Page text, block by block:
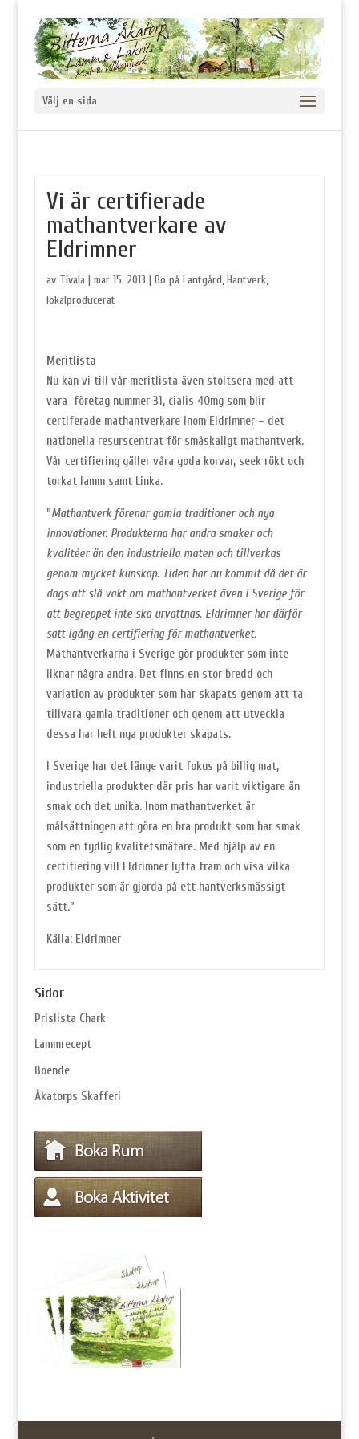
Välj en sida
Vi är certifierade
mathantverkare av
Eldrimner
av Tivala |mar 15, 2013 |Bo på Lantgård,Hantverk,
lokalproducerat
Meritlista
Nu kan vi till vår meritlista även stoltsera med att
vara företag nummer 31, cialis 40mg som blir
certiferade mathantverkare inom Eldrimner – det
nationella resurscentrat för småskaligt mathantverk.
Vår certifiering gäller våra goda korvar, seek rökt och
torkat lamm samt Linka.
”Mathantverk förenar gamla traditioner och nya
innovationer. Produkterna har andra smaker och
kvalitéer än den industriella maten och tillverkas
genom mycket kunskap. Tiden har nu kommit då det är
dags att slå vakt om mathantverket även i Sverige för
att begreppet inte ska urvattnas. Eldrimner har därför
satt igång en certifiering för mathantverket.
Mathantverkarna i Sverige gör produkter som inte
liknar några andra. Det finns en stor bredd och
variation av produkter som har skapats genom att ta
tillvara gamla traditioner och genom att utveckla
dessa har helt nya produkter skapats.
I Sverige har det länge varit fokus på billig mat,
industriella produkter där pris har varit viktigare än
smak och det unika. Inom mathantverket är
målsättningen att göra en bra produkt som har smak
som en tydlig kvalitetsmätare. Med hjälp av en
certifiering vill Eldrimner lyfta fram och visa vilka
produkter som är gjorda på ett hantverksmässigt
sätt.”
Källa: Eldrimner
Sidor
Prislista Chark
Lammrecept
Boende
Åkatorps Skafferi